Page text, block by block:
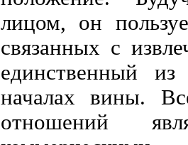
лицом, он
связанных с
единственный из
началах вины.
отношений